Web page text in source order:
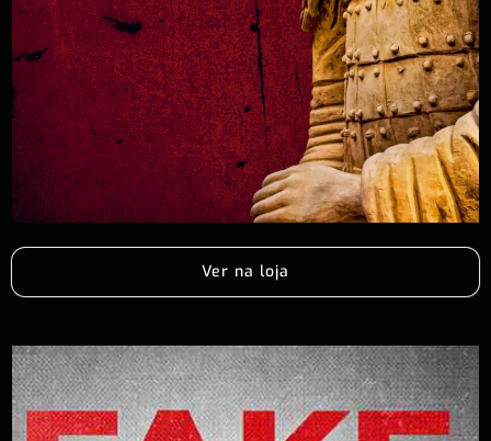
Ver na loja